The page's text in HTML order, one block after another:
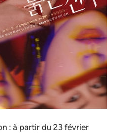
: à partir du 23 février